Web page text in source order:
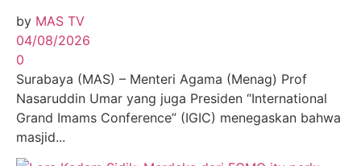
by MAS TV
04/08/2026
0
Surabaya (MAS) – Menteri Agama (Menag) Prof
Nasaruddin Umar yang juga Presiden “International
Grand Imams Conference” (IGIC) menegaskan bahwa
masjid...